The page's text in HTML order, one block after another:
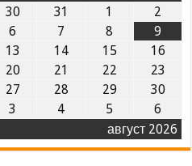
август 2026
30 31 1
2
6 7 8
9
13 14 15
16
20 21 22
23
27 28 29
30
3 4 5 6